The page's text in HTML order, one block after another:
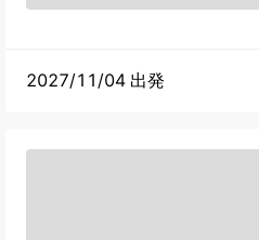
2027/11/04 出発